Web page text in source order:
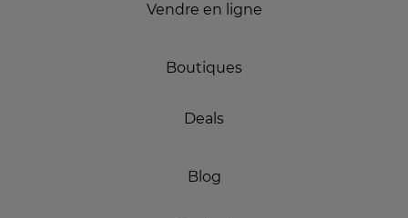
Vendre en ligne
Boutiques
Deals
Blog